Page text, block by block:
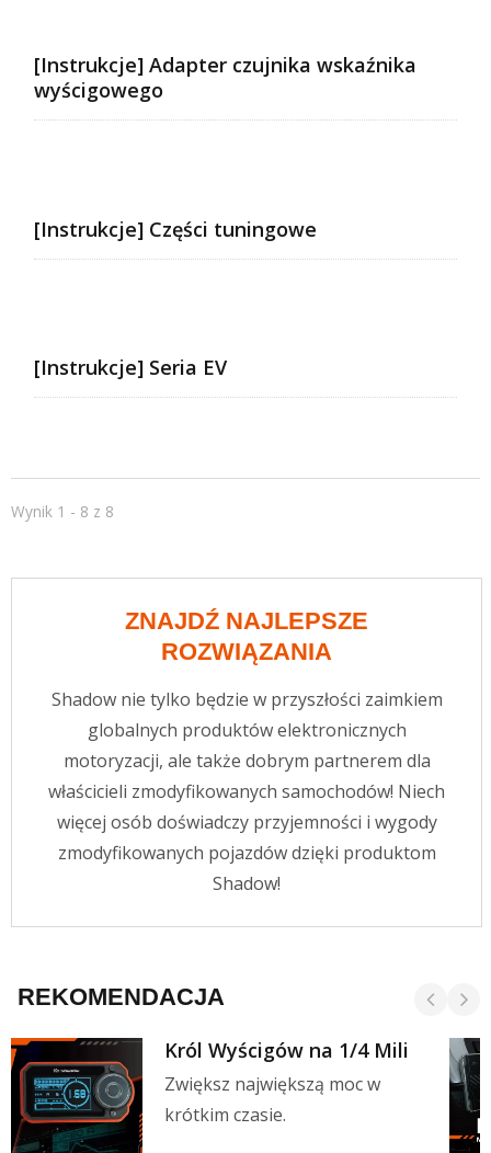
[Instrukcje] Adapter czujnika wskaźnika
wyścigowego
[Instrukcje] Części tuningowe
[Instrukcje] Seria EV
Wynik 1 - 8 z 8
ZNAJDŹ NAJLEPSZE
ROZWIĄZANIA
Shadow nie tylko będzie w przyszłości zaimkiem
globalnych produktów elektronicznych
motoryzacji, ale także dobrym partnerem dla
właścicieli zmodyfikowanych samochodów! Niech
więcej osób doświadczy przyjemności i wygody
zmodyfikowanych pojazdów dzięki produktom
Shadow!
REKOMENDACJA
Król Wyścigów na 1/4 Mili
Zwiększ największą moc w
krótkim czasie.